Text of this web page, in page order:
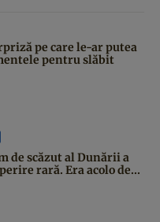
pe care le-ar putea
pentru slăbit
de scăzut al Dunării a
rară. Era acolo de...